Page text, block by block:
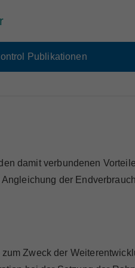
Publikationen
damit verbundenen
der
Zweck der